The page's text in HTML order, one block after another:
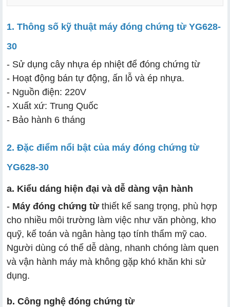
b. Công nghệ đóng chứng từ
c. Chức năng bán tự động
d. Khả năng đục lỗ và khoan chứng từ
1. Thông số kỹ thuật máy đóng chứng từ YG628-
30
- Sử dụng cây nhựa ép nhiệt để đóng chứng từ
- Hoạt động bán tự động, ấn lỗ và ép nhựa.
- Nguồn điện: 220V
- Xuất xứ: Trung Quốc
- Bảo hành 6 tháng
2. Đặc điểm nổi bật của máy đóng chứng từ
YG628-30
a. Kiểu dáng hiện đại và dễ dàng vận hành
- Máy đóng chứng từ thiết kế sang trọng, phù hợp
cho nhiều môi trường làm việc như văn phòng, kho
quỹ, kế toán và ngân hàng tạo tính thẩm mỹ cao.
Người dùng có thể dễ dàng, nhanh chóng làm quen
và vận hành máy mà không gặp khó khăn khi sử
dụng.
b. Công nghệ đóng chứng từ